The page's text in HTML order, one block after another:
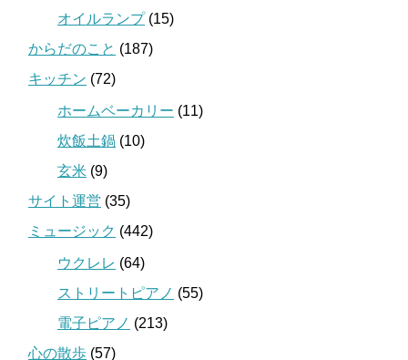
オイルランプ(15)
からだのこと (187)
キッチン (72)
ホームベーカリー (11)
炊飯土鍋 (10)
玄米 (9)
サイト運営 (35)
ミュージック (442)
ウクレレ (64)
ストリートピアノ (55)
電子ピアノ (213)
心の散歩 (57)